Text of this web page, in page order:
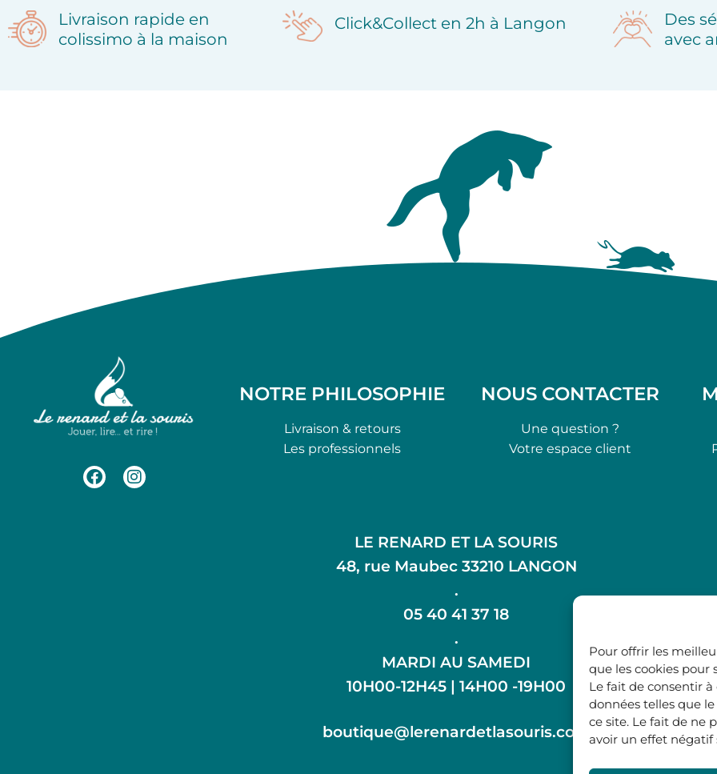
Pour offrir les
que les cookies pour
Le fait de consentir
données telles que
ce site. Le fait de ne
avoir un effet négatif
Livraison rapide en
colissimo à la maison
Click&Collect en 2h à Langon
Des
avec
NOTRE PHILOSOPHIE
Livraison & retours
Les professionnels
NOUS CONTACTER
Une question ?
Votre espace client
LE RENARD ET LA SOURIS
48, rue Maubec 33210 LANGON
.
05 40 41 37 18
.
MARDI AU SAMEDI
10H00-12H45 | 14H00 -19H00
boutique@lerenardetlasouris.com